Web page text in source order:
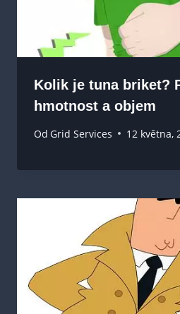
Kolik je tuna briket?
hmotnost a objem
Od Grid Services 12 května,